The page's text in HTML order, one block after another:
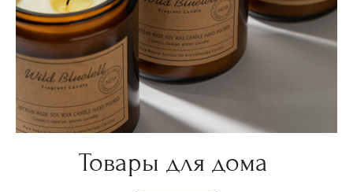
Товары для дома